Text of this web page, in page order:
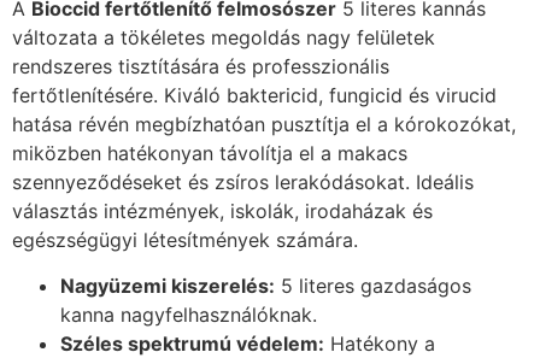
A Bioccid fertőtlenítő felmosószer 5 literes kannás
változata a tökéletes megoldás nagy felületek
rendszeres tisztítására és professzionális
fertőtlenítésére. Kiváló baktericid, fungicid és virucid
hatása révén megbízhatóan pusztítja el a kórokozókat,
miközben hatékonyan távolítja el a makacs
szennyeződéseket és zsíros lerakódásokat. Ideális
választás intézmények, iskolák, irodaházak és
egészségügyi létesítmények számára.
Nagyüzemi kiszerelés: 5 literes gazdaságos
kanna nagyfelhasználóknak.
Széles spektrumú védelem: Hatékony a